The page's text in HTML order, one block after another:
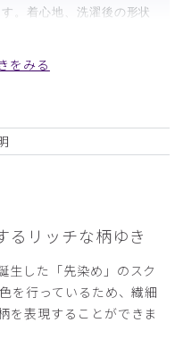
。着心地、洗濯後の形状
ックスクラブトップ
:46-50kg
大きめ
伸びない
をみる
るリッチな柄ゆき
生した「先染め」のスク
を行っているため、繊細
を表現することができま